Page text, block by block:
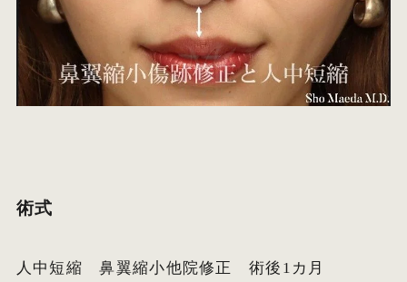
術式
人中短縮 鼻翼縮小他院修正 術後1カ月